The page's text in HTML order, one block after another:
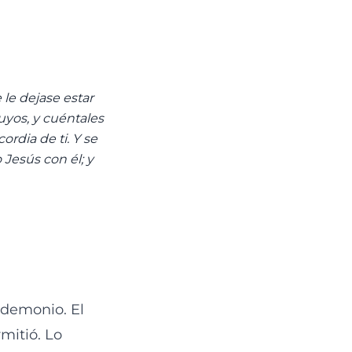
dejase estar
y cuéntales
de ti. Y se
con él; y
El
Lo